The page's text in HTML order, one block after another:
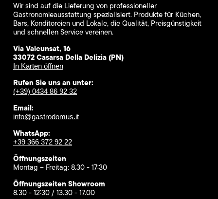
Wir sind auf die Lieferung von professioneller
Gastronomieausstattung spezialisiert. Produkte für Küchen,
Bars, Konditoreien und Lokale, die Qualität, Preisgünstigkeit
und schnellen Service vereinen.
Via Valcunsat, 16
33072 Casarsa Della Delizia (PN)
In Karten öffnen
Rufen Sie uns an unter:
(+39) 0434 86 92 32
Email:
info@gastrodomus.it
WhatsApp:
+39 366 372 92 22
Öffnungszeiten
Montag – Freitag: 8.30 - 17:30
Öffnungszeiten Showroom
8.30 - 12:30 / 13.30 - 17.00